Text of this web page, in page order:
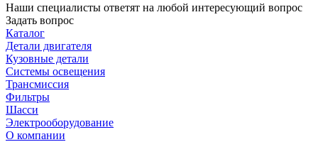
Наши специалисты ответят на любой интересующий вопрос
Задать вопрос
Каталог
Детали двигателя
Кузовные детали
Системы освещения
Трансмиссия
Фильтры
Шасси
Электрооборудование
О компании